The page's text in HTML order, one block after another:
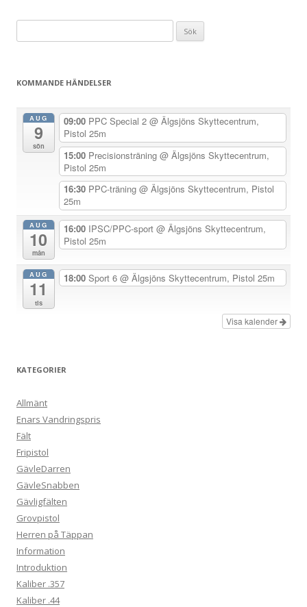
n
n
efter:
KOMMANDE HÄNDELSER
AUG
9
sön
09:00 PPC Special 2 @ Älgsjöns Skyttecentrum,
Pistol 25m
15:00 Precisionsträning @ Älgsjöns Skyttecentrum,
Pistol 25m
16:30 PPC-träning @ Älgsjöns Skyttecentrum, Pistol
25m
AUG
10
mån
16:00 IPSC/PPC-sport @ Älgsjöns Skyttecentrum,
Pistol 25m
AUG
11
tis
18:00 Sport 6 @ Älgsjöns Skyttecentrum, Pistol 25m
Visa kalender
KATEGORIER
Allmänt
Enars Vandringspris
Fält
Fripistol
GävleDarren
GävleSnabben
Gävligfälten
Grovpistol
Herren på Täppan
Information
Introduktion
Kaliber .357
Kaliber .44